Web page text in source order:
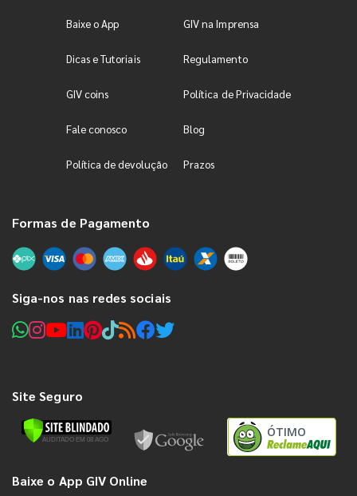
Baixe o App GIV na Imprensa
Dicas e Tutoriais Regulamento
GIV coins Política de Privacidade
Fale conosco Blog
Política de devolução Prazos
Formas de Pagamento
Siga-nos nas redes sociais
Site Seguro
ÓTIMO
Baixe o App GIV Online